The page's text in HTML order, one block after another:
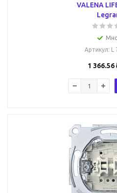
VALENA
Артикул: L
1 366.56